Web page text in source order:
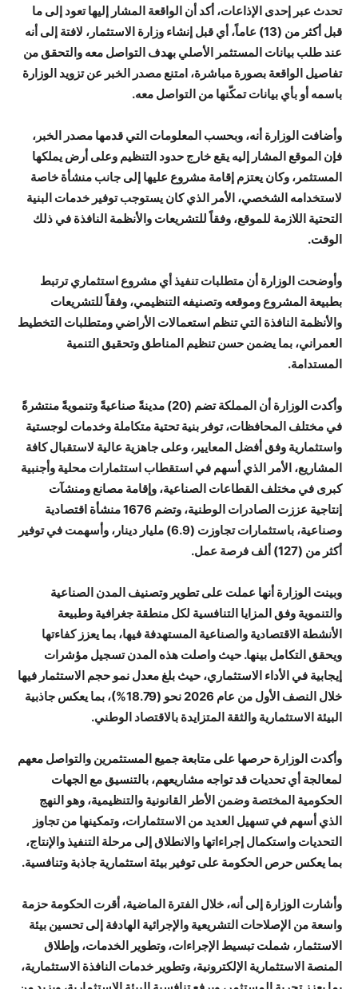
تحدث عبر إحدى الإذاعات، أكد أن الواقعة المشار إليها تعود إلى ما
قبل أكثر من (13) عاماً، أي قبل إنشاء وزارة الاستثمار، لافتة إلى أنه
عند طلب بيانات المستثمر الأصلي بهدف التواصل معه والتحقق من
تفاصيل الواقعة بصورة مباشرة، امتنع مصدر الخبر عن تزويد الوزارة
باسمه أو بأي بيانات تمكّنها من التواصل معه.
وأضافت الوزارة أنه، وبحسب المعلومات التي قدمها مصدر الخبر،
فإن الموقع المشار إليه يقع خارج حدود التنظيم وعلى أرض يملكها
المستثمر، وكان يعتزم إقامة مشروع عليها إلى جانب منشأة خاصة
لاستخدامه الشخصي، الأمر الذي كان يستوجب توفير خدمات البنية
التحتية اللازمة للموقع، وفقاً للتشريعات والأنظمة النافذة في ذلك
الوقت.
وأوضحت الوزارة أن متطلبات تنفيذ أي مشروع استثماري ترتبط
بطبيعة المشروع وموقعه وتصنيفه التنظيمي، وفقاً للتشريعات
والأنظمة النافذة التي تنظم استعمالات الأراضي ومتطلبات التخطيط
العمراني، بما يضمن حسن تنظيم المناطق وتحقيق التنمية
المستدامة.
وأكدت الوزارة أن المملكة تضم (20) مدينةً صناعيةً وتنمويةً منتشرةً
في مختلف المحافظات، توفر بنية تحتية متكاملة وخدمات لوجستية
واستثمارية وفق أفضل المعايير، وعلى جاهزية عالية لاستقبال كافة
المشاريع، الأمر الذي أسهم في استقطاب استثمارات محلية وأجنبية
كبرى في مختلف القطاعات الصناعية، وإقامة مصانع ومنشآت
إنتاجية عززت الصادرات الوطنية، وتضم 1676 منشأة اقتصادية
وصناعية، باستثمارات تجاوزت (6.9) مليار دينار، وأسهمت في توفير
أكثر من (127) ألف فرصة عمل.
وبينت الوزارة أنها عملت على تطوير وتصنيف المدن الصناعية
والتنموية وفق المزايا التنافسية لكل منطقة جغرافية وطبيعة
الأنشطة الاقتصادية والصناعية المستهدفة فيها، بما يعزز كفاءتها
ويحقق التكامل بينها. حيث واصلت هذه المدن تسجيل مؤشرات
إيجابية في الأداء الاستثماري، حيث بلغ معدل نمو حجم الاستثمار فيها
خلال النصف الأول من عام 2026 نحو (18.79%)، بما يعكس جاذبية
البيئة الاستثمارية والثقة المتزايدة بالاقتصاد الوطني.
وأكدت الوزارة حرصها على متابعة جميع المستثمرين والتواصل معهم
لمعالجة أي تحديات قد تواجه مشاريعهم، بالتنسيق مع الجهات
الحكومية المختصة وضمن الأطر القانونية والتنظيمية، وهو النهج
الذي أسهم في تسهيل العديد من الاستثمارات، وتمكينها من تجاوز
التحديات واستكمال إجراءاتها والانطلاق إلى مرحلة التنفيذ والإنتاج،
بما يعكس حرص الحكومة على توفير بيئة استثمارية جاذبة وتنافسية.
وأشارت الوزارة إلى أنه، خلال الفترة الماضية، أقرت الحكومة حزمة
واسعة من الإصلاحات التشريعية والإجرائية الهادفة إلى تحسين بيئة
الاستثمار، شملت تبسيط الإجراءات، وتطوير الخدمات، وإطلاق
المنصة الاستثمارية الإلكترونية، وتطوير خدمات النافذة الاستثمارية،